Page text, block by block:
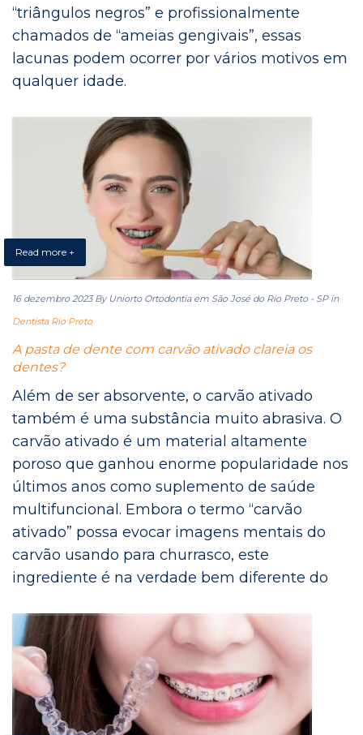
“triângulos negros” e profissionalmente
chamados de “ameias gengivais”, essas
lacunas podem ocorrer por vários motivos em
qualquer idade.
Read more +
16 dezembro 2023 By Uniorto Ortodontia em São José do Rio Preto - SP in
Dentista Rio Preto
A pasta de dente com carvão ativado clareia os
dentes?
Além de ser absorvente, o carvão ativado
também é uma substância muito abrasiva. O
carvão ativado é um material altamente
poroso que ganhou enorme popularidade nos
últimos anos como suplemento de saúde
multifuncional. Embora o termo “carvão
ativado” possa evocar imagens mentais do
carvão usando para churrasco, este
ingrediente é na verdade bem diferente do